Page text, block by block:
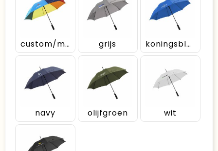
custom/multicolor grijs koningsblauw
navy olijfgroen wit